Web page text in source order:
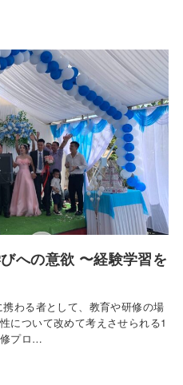
への意欲 〜経験学習を
わる者として、教育や研修の場
について改めて考えさせられる1
プロ…